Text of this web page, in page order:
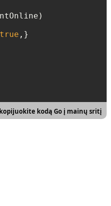
true ,}
kodą Go į mainų sritį